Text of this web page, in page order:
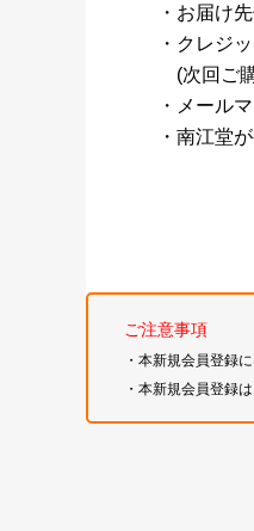
・お届け
・クレジ
(次回ご
・メール
・南江堂
ご注意事項
・本新規会員登録
・本新規会員登録